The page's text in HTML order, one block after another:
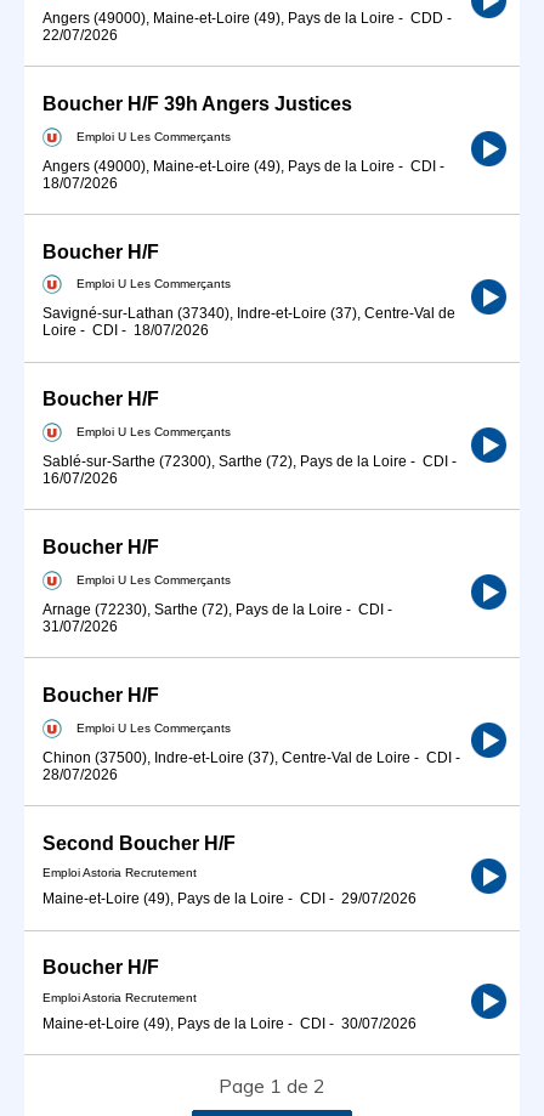
Angers (49000), Maine-et-Loire (49), Pays de la Loire - CDD -
22/07/2026
Boucher H/F 39h Angers Justices
Emploi U Les Commerçants
Angers (49000), Maine-et-Loire (49), Pays de la Loire - CDI -
18/07/2026
Boucher H/F
Emploi U Les Commerçants
Savigné-sur-Lathan (37340), Indre-et-Loire (37), Centre-Val de
Loire - CDI - 18/07/2026
Boucher H/F
Emploi U Les Commerçants
Sablé-sur-Sarthe (72300), Sarthe (72), Pays de la Loire - CDI -
16/07/2026
Boucher H/F
Emploi U Les Commerçants
Arnage (72230), Sarthe (72), Pays de la Loire - CDI -
31/07/2026
Boucher H/F
Emploi U Les Commerçants
Chinon (37500), Indre-et-Loire (37), Centre-Val de Loire - CDI -
28/07/2026
Second Boucher H/F
Emploi Astoria Recrutement
Maine-et-Loire (49), Pays de la Loire - CDI - 29/07/2026
Boucher H/F
Emploi Astoria Recrutement
Maine-et-Loire (49), Pays de la Loire - CDI - 30/07/2026
Page 1 de 2